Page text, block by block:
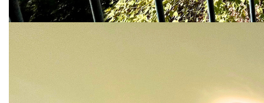
Charges annuelles : 900 €
Pas d'encadrement des loyers.
Taux de rentabilité : 5.40 %